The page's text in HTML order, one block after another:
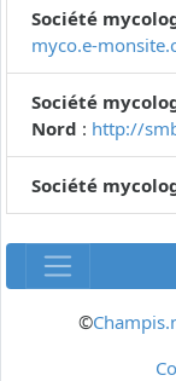
Société
myco.e-
Société
Nord : http://
Société
©